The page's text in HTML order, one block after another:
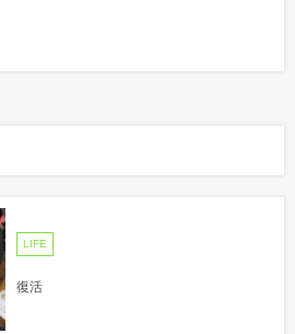
LIFE
復活